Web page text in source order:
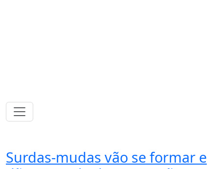
Surdas-mudas vão se formar e